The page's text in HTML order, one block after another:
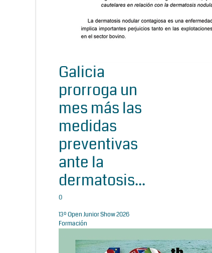
Galicia
prorroga un
mes más las
medidas
preventivas
ante la
dermatosis...
0
13º Open Junior Show 2026
Formación